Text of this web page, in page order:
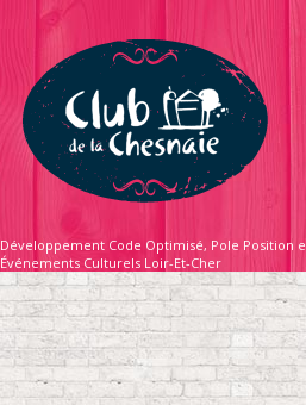
Développement Code Optimisé, Pole Position
Événements Culturels Loir-Et-Cher